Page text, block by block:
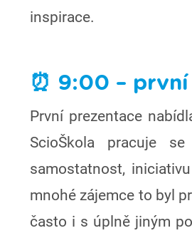
inspirace.
⏰ 9:00 –
První prezentace
ScioŠkola pracuje
samostatnost,
mnohé zájemce to byl
často i s úplně jiným